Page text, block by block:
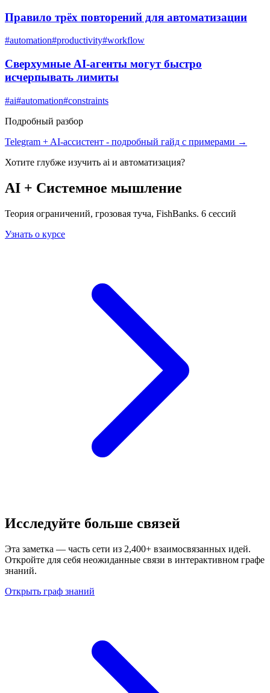
Правило трёх повторений для автоматизации
#automation#productivity#workflow
Сверхумные AI-агенты могут быстро
исчерпывать лимиты
#ai#automation#constraints
Подробный разбор
Telegram + AI-ассистент - подробный гайд с примерами →
Хотите глубже изучить ai и автоматизация?
AI + Системное мышление
Теория ограничений, грозовая туча, FishBanks. 6 сессий
Узнать о курсе
Исследуйте больше связей
Эта заметка — часть сети из 2,400+ взаимосвязанных идей.
Откройте для себя неожиданные связи в интерактивном графе
знаний.
Открыть граф знаний